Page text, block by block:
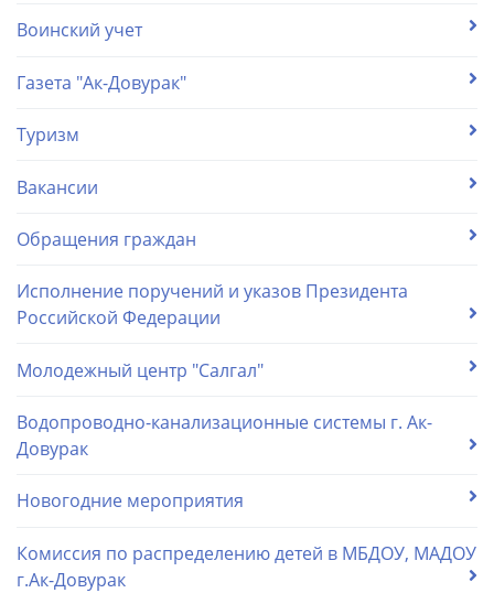
Воинский учет
Газета "Ак-Довурак"
Туризм
Вакансии
Обращения граждан
Исполнение поручений и указов Президента
Российской Федерации
Молодежный центр "Салгал"
Водопроводно-канализационные системы г. Ак-
Довурак
Новогодние мероприятия
Комиссия по распределению детей в МБДОУ, МАДОУ
г.Ак-Довурак